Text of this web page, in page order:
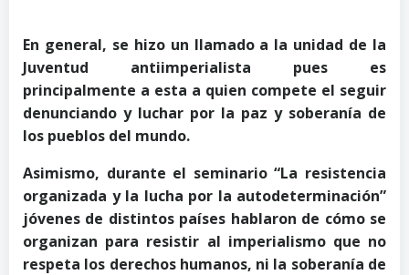
En general, se hizo un llamado a la unidad de la
Juventud antiimperialista pues es
principalmente a esta a quien compete el seguir
denunciando y luchar por la paz y soberanía de
los pueblos del mundo.
Asimismo, durante el seminario “La resistencia
organizada y la lucha por la autodeterminación”
jóvenes de distintos países hablaron de cómo se
organizan para resistir al imperialismo que no
respeta los derechos humanos, ni la soberanía de